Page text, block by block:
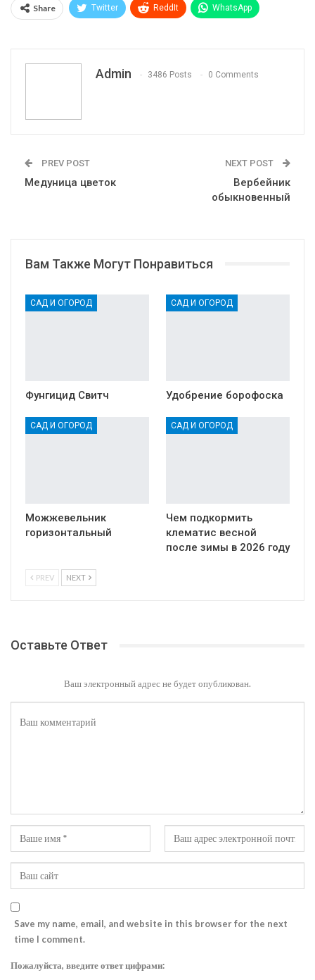
Share Twitter ReddIt WhatsApp
Admin 3486 Posts 0 Comments
PREV POST
Медуница цветок
NEXT POST
Вербейник
обыкновенный
Вам Также Могут Понравиться
САД И ОГОРОД
Фунгицид Свитч
САД И ОГОРОД
Удобрение борофоска
САД И ОГОРОД
Можжевельник
горизонтальный
САД И ОГОРОД
Чем подкормить
клематис весной
после зимы в 2026 году
PREV NEXT
Оставьте Ответ
Ваш электронный адрес не будет опубликован.
Save my name, email, and website in this browser for the next
time I comment.
Пожалуйста, введите ответ цифрами: